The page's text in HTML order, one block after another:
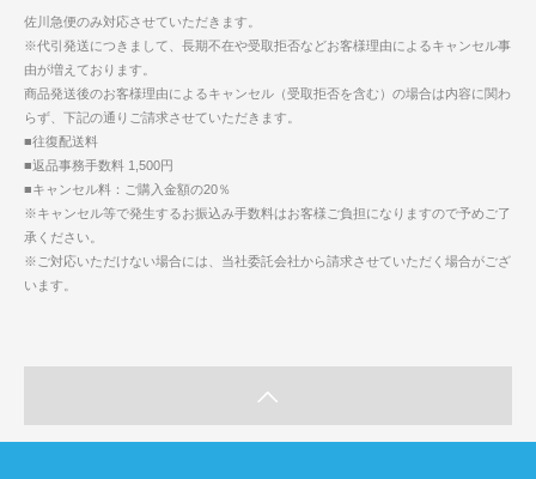
佐川急便のみ対応させていただきます。
※代引発送につきまして、長期不在や受取拒否などお客様理由によるキャンセル事
由が増えております。
商品発送後のお客様理由によるキャンセル（受取拒否を含む）の場合は内容に関わ
らず、下記の通りご請求させていただきます。
■往復配送料
■返品事務手数料 1,500円
■キャンセル料：ご購入金額の20％
※キャンセル等で発生するお振込み手数料はお客様ご負担になりますので予めご了
承ください。
※ご対応いただけない場合には、当社委託会社から請求させていただく場合がござ
います。